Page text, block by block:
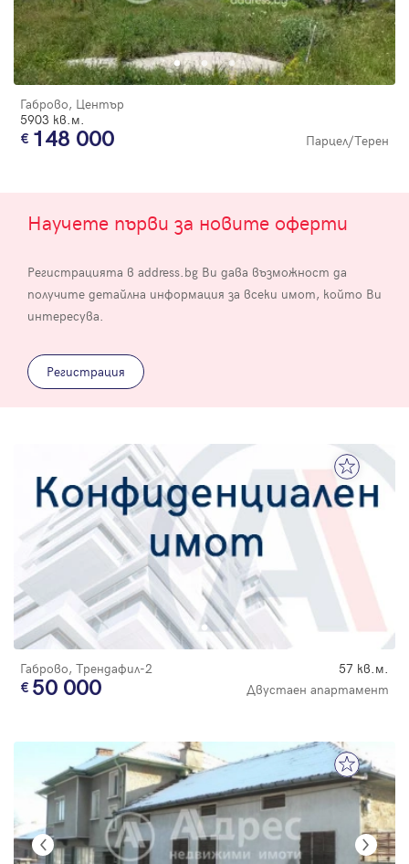
Габрово, Център
5903 кв.м.
148 000 Парцел/Терен
Научете първи за новите оферти
Регистрацията в address.bg Ви дава възможност да
получите детайлна информация за всеки имот, който Ви
интересува.
Регистрация
Габрово, Трендафил-2 57 кв.м.
50 000 Двустаен апартамент